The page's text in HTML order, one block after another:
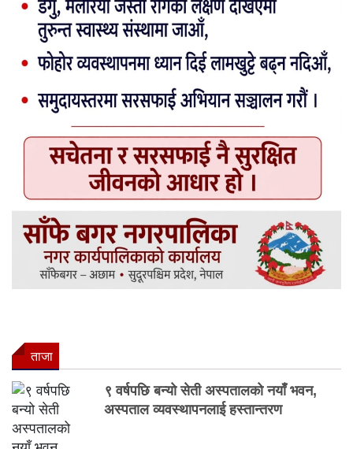
ताजा
९ वर्षपछि बन्यो सेती अस्पतालको नयाँ भवन,
अस्पताल व्यवस्थापनलाई हस्तान्तरण